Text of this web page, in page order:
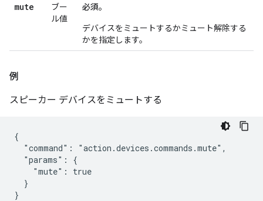
mute
ブー
ル値
必須。
デバイスをミュートするかミュート解除する
かを指定します。
例
スピーカー デバイスをミュートする
{
  "command": "action.devices.commands.mute",
  "params": {
    "mute": true
  }
}